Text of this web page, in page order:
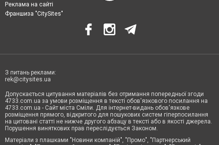
Реклама на сайті
Франшиза "CitySites"
З питань реклами:
rek@citysites.ua
Допускається цитування матеріалів без отримання попередньої згоди
4733.com.ua за умови розміщення в тексті обов'язкового посилання на
4733.com.ua - Сайт міста Сміли. Для інтернет-видань обов'язкове
розміщення прямого, відкритого для пошукових систем гіперпосилання
на цитовані статті не нижче другого абзацу в тексті або в якості джерела.
Порушення виняткових прав переслідується Законом.
Матеріали з плашками "Новини компаній", "Промо", "Партнерський